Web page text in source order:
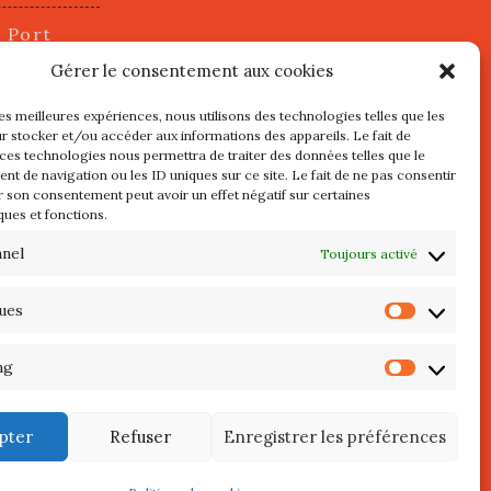
Gérer le consentement aux cookies
meilleures expériences, nous utilisons des technologies telles que les
stocker et/ou accéder aux informations des appareils. Le fait de
technologies nous permettra de traiter des données telles que le
de navigation ou les ID uniques sur ce site. Le fait de ne pas consentir
son consentement peut avoir un effet négatif sur certaines
et fonctions.
Toujours activé
Refuser Enregistrer les préférences
Port
juillet
3 Mai
de